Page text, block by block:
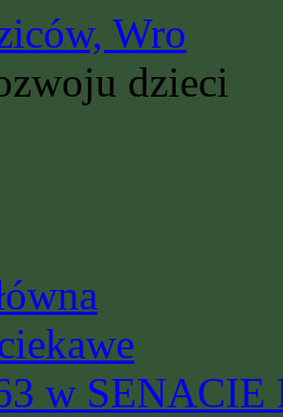
Wro
dzieci
w SENACIE